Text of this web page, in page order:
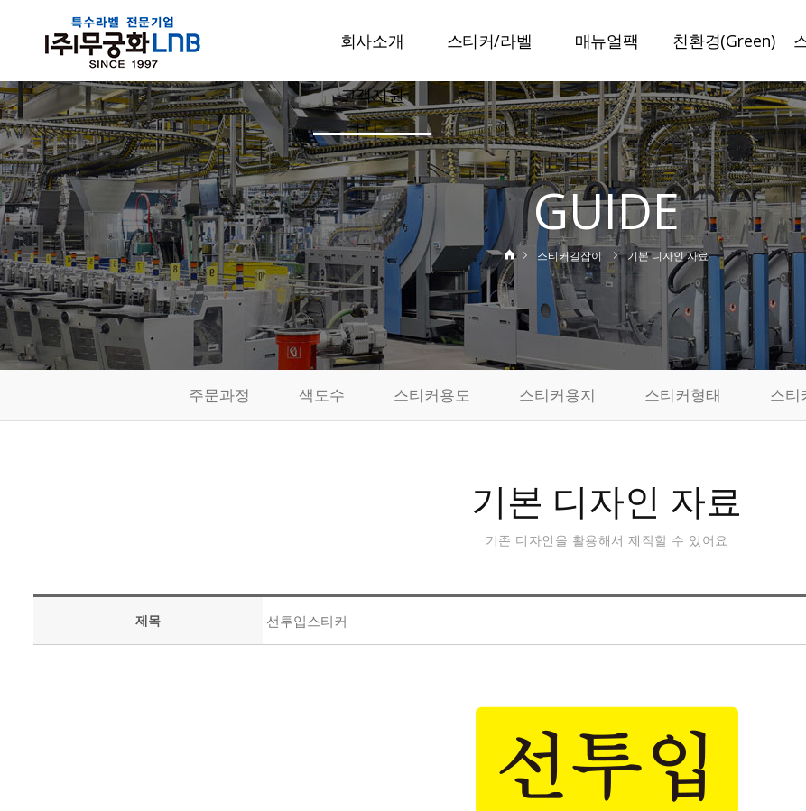
회사소개
CEO인사말
회사개요
주요사업
설비현황
특허현황
품질관리
부서소개
오시는길
스티커/라벨
스티커라벨
보안라벨
이중라벨
책자라벨
정품인증라벨
변색방지라벨
사진스티커
제작사례
매뉴얼팩
매뉴얼팩
일반접지
특수접지
봉인설명서
특허인증
친환경(Green)
슈가라벨
수분리라벨
미네랄라벨
저탄소라벨
탄소저감인쇄
고객지원
공지사항
고객상담
견적문의
발주요청
샘플신청
카드결제
동영상자료실
GUIDE
스티커길잡이 기본 디자인 자료
주문과정 색도수 스티커용도 스티커용지 스티커형태 스티
기본 디자인 자료
기존 디자인을 활용해서 제작할 수 있어요
제목 선투입스티커